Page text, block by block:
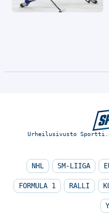
Urheilusivusto
NHL SM-LIIGA
FORMULA 1 RALLI